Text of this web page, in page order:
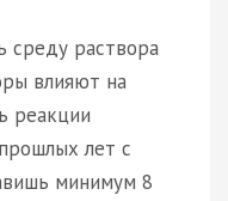
среду раствора
влияют на
реакции
лет с
минимум 8